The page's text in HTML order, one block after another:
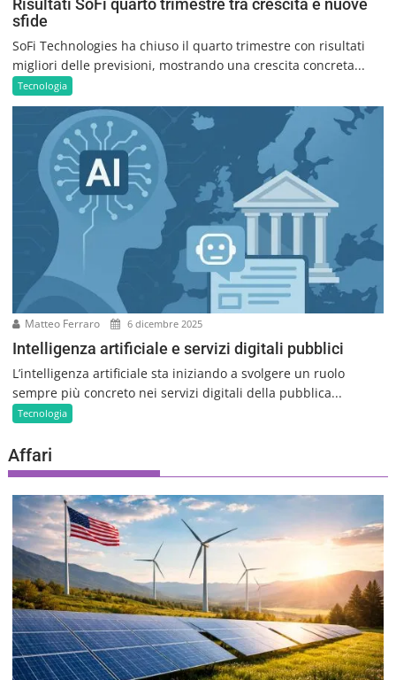
sfide
SoFi Technologies ha chiuso il quarto trimestre con risultati
migliori delle previsioni, mostrando una crescita concreta...
Tecnologia
Matteo Ferraro 6 dicembre 2025
Intelligenza artificiale e servizi digitali pubblici
L’intelligenza artificiale sta iniziando a svolgere un ruolo
sempre più concreto nei servizi digitali della pubblica...
Tecnologia
Affari